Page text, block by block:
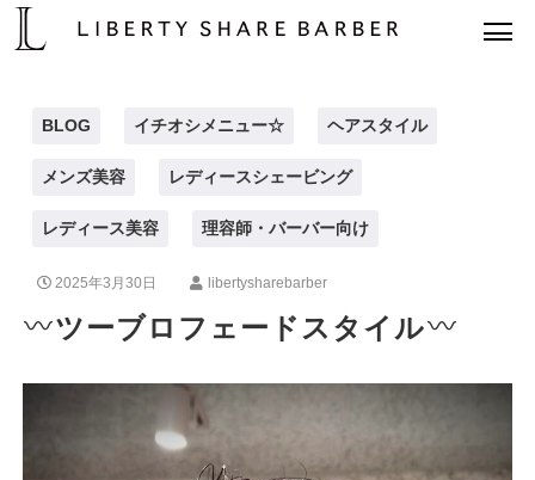
BLOG イチオシメニュー☆ ヘアスタイル
メンズ美容 レディースシェービング
レディース美容 理容師・バーバー向け
2025年3月30日 libertysharebarber
ツーブロフェードスタイル